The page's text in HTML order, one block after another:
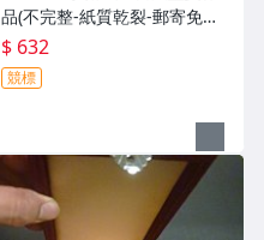
品(不完整-紙質乾裂-郵寄免運
費)
$ 632
競標